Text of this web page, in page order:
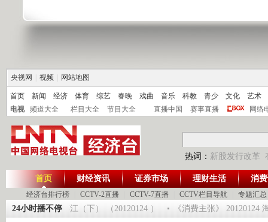
央视网 视频 网站地图
首页 新闻 经济 体育 综艺 春晚 戏曲 音乐 科教 青少 文化
艺术
电视
频道大全 栏目大全 节目大全 直播中国 赛事直播 网络
热词： 新股发行改革
首页
经济台排行榜 CCTV-2直播 CCTV-7直播 CCTV栏目导航 专题汇总
财经资讯 证券市场 理财生活 消
24小时播不停
集大利 走进湛江（下） （20120124 ） 《消费主张》 20120124